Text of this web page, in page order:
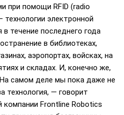
при помощи RFID (radio
электронной
течение последнего года
в библиотеках,
аэропортах, войсках, на
и складах. И, конечно же,
самом деле мы пока даже не
технология, — говорит
компании Frontline Robotics